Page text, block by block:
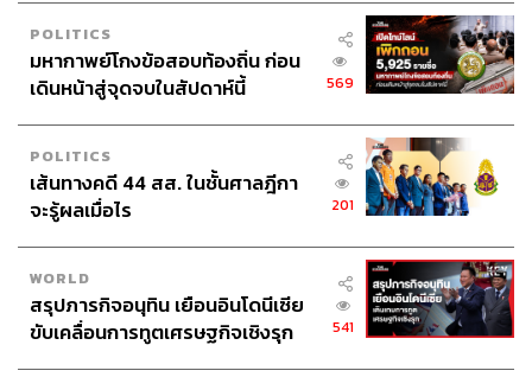
POLITICS
มหากาพย์โกงข้อสอบท้องถิ่น ก่อน
เดินหน้าสู่จุดจบในสัปดาห์นี้
569
POLITICS
เส้นทางคดี 44 สส. ในชั้นศาลฎีกา
จะรู้ผลเมื่อไร
201
WORLD
สรุปภารกิจอนุทิน เยือนอินโดนีเซีย
ขับเคลื่อนการทูตเศรษฐกิจเชิงรุก
541